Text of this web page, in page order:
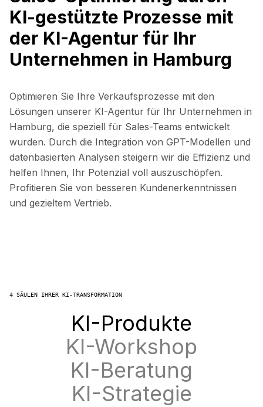
KI-gestützte Prozesse mit
der KI-Agentur für Ihr
Unternehmen in Hamburg
Optimieren Sie Ihre Verkaufsprozesse mit den
Lösungen unserer KI-Agentur für Ihr Unternehmen in
Hamburg, die speziell für Sales-Teams entwickelt
wurden. Durch die Integration von GPT-Modellen und
datenbasierten Analysen steigern wir die Effizienz und
helfen Ihnen, Ihr Potenzial voll auszuschöpfen.
Profitieren Sie von besseren Kundenerkenntnissen
und gezieltem Vertrieb.
4 SÄULEN IHRER KI-TRANSFORMATION
KI-Produkte
KI-Workshop
KI-Beratung
KI-Strategie